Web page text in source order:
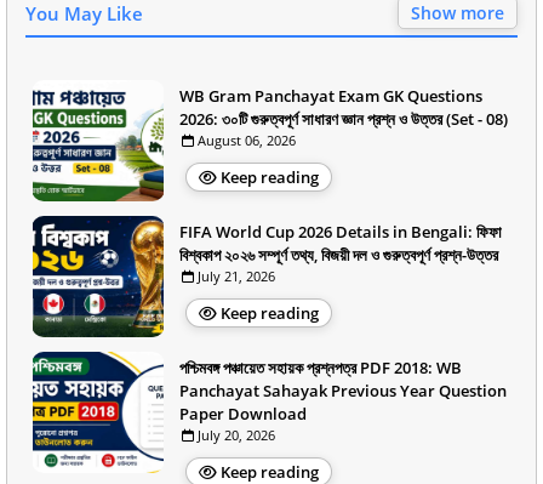
You May Like Show more
WB Gram Panchayat Exam GK Questions
2026: ৩০টি গুরুত্বপূর্ণ সাধারণ জ্ঞান প্রশ্ন ও উত্তর (Set - 08)
August 06, 2026
Keep reading
FIFA World Cup 2026 Details in Bengali: ফিফা
বিশ্বকাপ ২০২৬ সম্পূর্ণ তথ্য, বিজয়ী দল ও গুরুত্বপূর্ণ প্রশ্ন-উত্তর
July 21, 2026
Keep reading
পশ্চিমবঙ্গ পঞ্চায়েত সহায়ক প্রশ্নপত্র PDF 2018: WB
Panchayat Sahayak Previous Year Question
Paper Download
July 20, 2026
Keep reading